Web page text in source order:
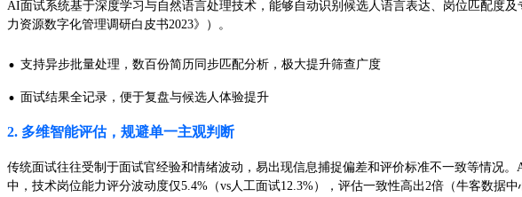
AI面试系统基于深度学习与自然语言处理技术，能够自动识别候选人语言表达、岗位匹配度
力资源数字化管理调研白皮书2023》）。
· 支持异步批量处理，数百份简历同步匹配分析，极大提升筛查广度
· 面试结果全记录，便于复盘与候选人体验提升
2. 多维智能评估，规避单一主观判断
传统面试往往受制于面试官经验和情绪波动，易出现信息捕捉偏差和评价标准不一致等情况
中，技术岗位能力评分波动度仅5.4%（vs人工面试12.3%），评估一致性高出2倍（牛客数据中